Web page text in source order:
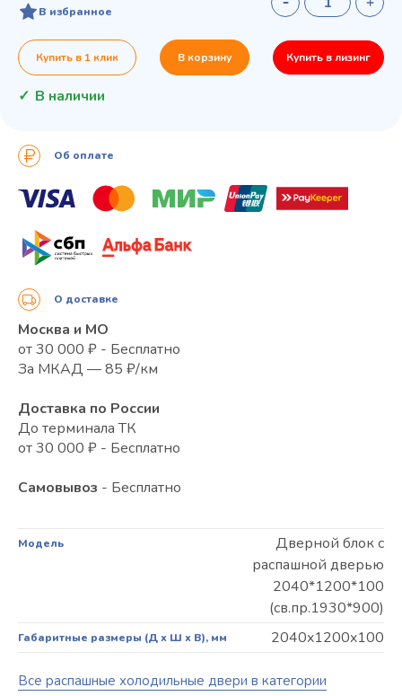
Модель
Дверной блок с
распашной дверью
2040*1200*100
(св.пр.1930*900)
Габаритные размеры (Д х Ш х В), мм 2040x1200x100
Все распашные холодильные двери в категории
В избранное
Купить в 1 клик В корзину Купить в лизинг
В наличии
Об оплате
О доставке
Москва и МО
от 30 000 ₽ - Бесплатно
За МКАД — 85 ₽/км
Доставка по России
До терминала ТК
от 30 000 ₽ - Бесплатно
Самовывоз - Бесплатно